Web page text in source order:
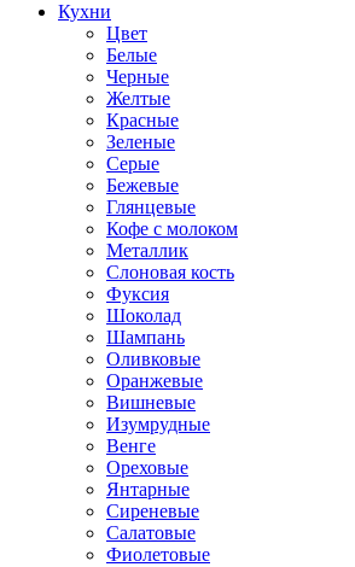
Кухни
Цвет
Белые
Черные
Желтые
Красные
Зеленые
Серые
Бежевые
Глянцевые
Кофе с молоком
Металлик
Слоновая кость
Фуксия
Шоколад
Шампань
Оливковые
Оранжевые
Вишневые
Изумрудные
Венге
Ореховые
Янтарные
Сиреневые
Салатовые
Фиолетовые